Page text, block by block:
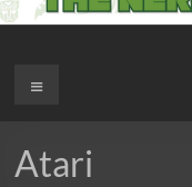
The Nerd
Menu
Atari